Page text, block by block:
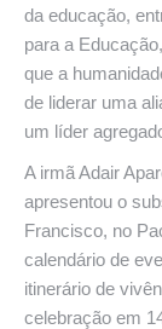
da educação,
para a
que a
de liderar uma
um líder
A irmã Adair
apresentou o
Francisco, no
calendário de
itinerário de
celebração em